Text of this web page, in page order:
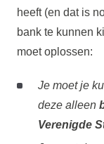
heeft (en dat is
bank te kunnen
moet oplossen:
Je moet je
deze alleen
Verenigde